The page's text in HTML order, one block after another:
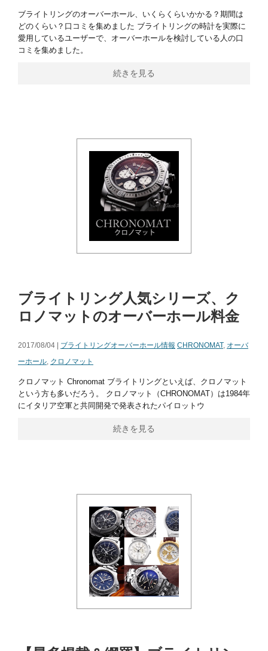
ブライトリングのオーバーホール、いくらくらいかかる？期間は
どのくらい？口コミを集めました ブライトリングの時計を実際に
愛用しているユーザーで、オーバーホールを検討している人の口
コミを集めました。
続きを見る
ブライトリング人気シリーズ、ク
ロノマットのオーバーホール料金
2017/08/04 | ブライトリングオーバーホール情報 CHRONOMAT, オーバ
ーホール, クロノマット
クロノマット Chronomat ブライトリングといえば、クロノマット
という方も多いだろう。 クロノマット（CHRONOMAT）は1984年
にイタリア空軍と共同開発で発表されたパイロットウ
続きを見る